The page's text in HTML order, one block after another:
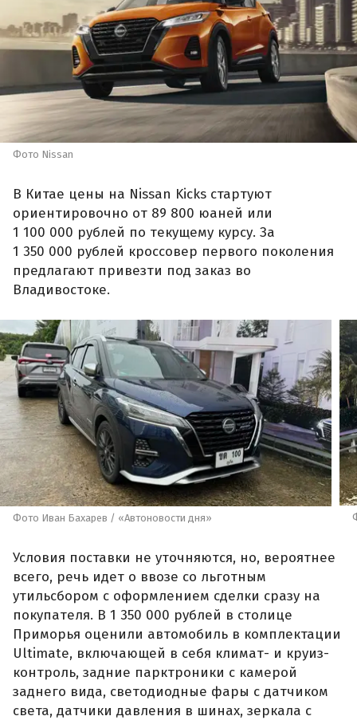
Фото Nissan
В Китае цены на Nissan Kicks стартуют
ориентировочно от 89 800 юаней или
1 100 000 рублей по текущему курсу. За
1 350 000 рублей кроссовер первого поколения
предлагают привезти под заказ во
Владивостоке.
Фото Иван Бахарев / «Автоновости дня»
Условия поставки не уточняются, но, вероятнее
всего, речь идет о ввозе со льготным
утильсбором с оформлением сделки сразу на
покупателя. В 1 350 000 рублей в столице
Приморья оценили автомобиль в комплектации
Ultimate, включающей в себя климат- и круиз-
контроль, задние парктроники с камерой
заднего вида, светодиодные фары с датчиком
света, датчики давления в шинах, зеркала с